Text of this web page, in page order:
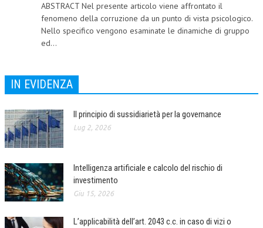
PEER REVIEW
CODICE ETICO
ECONOMIA
CORPORATE SOCIAL RESPONSIBILITY
ECONOMIA DELL’ARTE
HUMAN RESOURCES
RISORSE UMANE
MARKETING
ABSTRACT Nel presente articolo viene affrontato il
fenomeno della corruzione da un punto di vista psicologico.
Nello specifico vengono esaminate le dinamiche di gruppo
ed...
IN EVIDENZA
Il principio di sussidiarietà per la governance
Lug 2, 2026
Intelligenza artificiale e calcolo del rischio di
investimento
Giu 15, 2026
L’applicabilità dell’art. 2043 c.c. in caso di vizi o